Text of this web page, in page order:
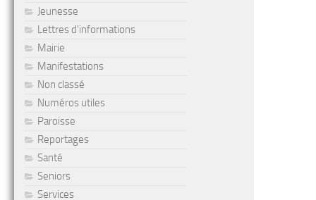
Jeunesse
Lettres d'informations
Mairie
Manifestations
Non classé
Numéros utiles
Paroisse
Reportages
Santé
Seniors
Services